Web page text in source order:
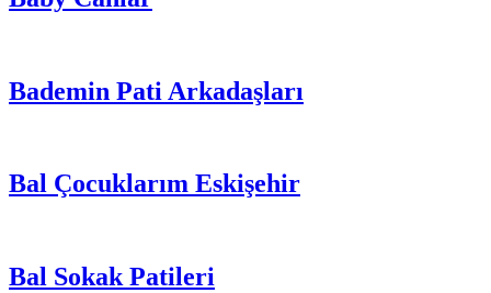
Bademin Pati Arkadaşları
Bal Çocuklarım Eskişehir
Bal Sokak Patileri